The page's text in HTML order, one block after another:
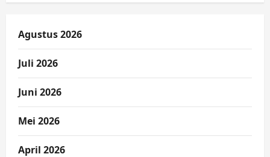
Agustus 2026
Juli 2026
Juni 2026
Mei 2026
April 2026